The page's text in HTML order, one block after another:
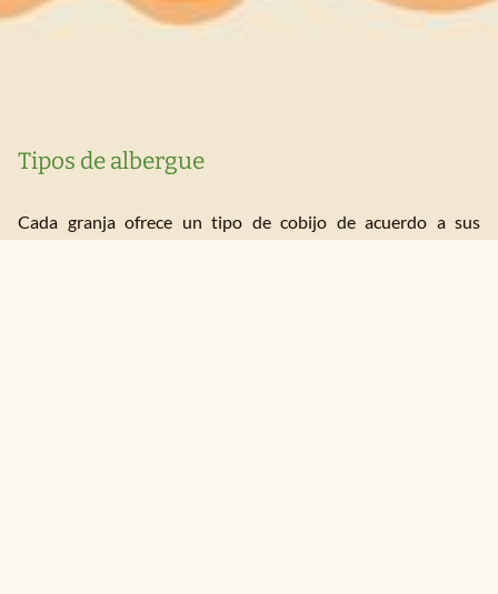
Tipos de albergue
Cada granja ofrece un tipo de cobijo de acuerdo a sus